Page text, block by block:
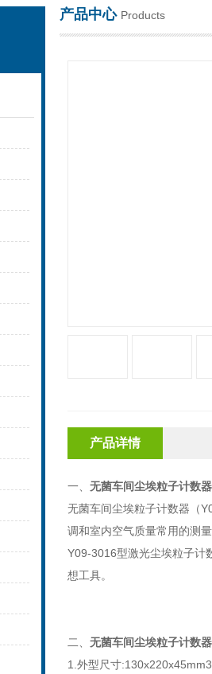
产品中心 Products
产品详情
一、 无菌车间尘埃粒子计数器
无菌车间尘埃粒子计数器（
调和室内空气质量常用的测
Y09-3016型激光尘埃粒子计
想工具。
二、 无菌车间尘埃粒子计数器
1.外型尺寸:130x220x45mm3